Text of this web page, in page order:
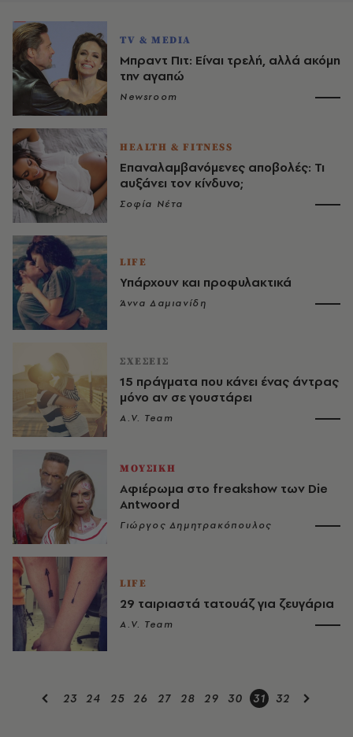
TV & MEDIA
Μπραντ Πιτ: Είναι τρελή, αλλά ακόμη
την αγαπώ
Newsroom
HEALTH & FITNESS
Επαναλαμβανόμενες αποβολές: Τι
αυξάνει τον κίνδυνο;
Σοφία Νέτα
LIFE
Υπάρχουν και προφυλακτικά
Άννα Δαμιανίδη
ΣΧΕΣΕΙΣ
15 πράγματα που κάνει ένας άντρας
μόνο αν σε γουστάρει
A.V. Team
ΜΟΥΣΙΚΗ
Αφιέρωμα στο freakshow των Die
Antwoord
Γιώργος Δημητρακόπουλος
LIFE
29 ταιριαστά τατουάζ για ζευγάρια
A.V. Team
23 24 25 26 27 28 29 30 31 32